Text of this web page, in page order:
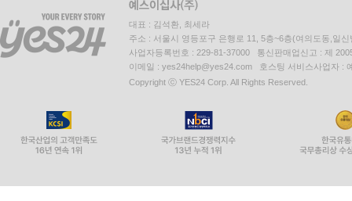
대표 : 김석환, 최세라
주소 : 서울시 영등포구 은행로 11, 5층~6층(여의도동,일신
사업자등록번호 : 229-81-37000 통신판매업신고 : 제
이메일 : yes24help@yes24.com 호스팅 서비스사업자 :
Copyright ⓒ YES24 Corp. All Rights Reserved.